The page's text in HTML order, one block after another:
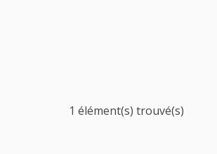
1 élément(s) trouvé(s)